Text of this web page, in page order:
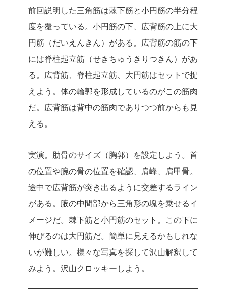
前回説明した三角筋は棘下筋と小円筋の半分程
度を覆っている。小円筋の下、広背筋の上に大
円筋（だいえんきん）がある。広背筋の筋の下
には脊柱起立筋（せきちゅうきりつきん）があ
る。広背筋、脊柱起立筋、大円筋はセットで捉
えよう。体の輪郭を形成しているのがこの筋肉
だ。広背筋は背中の筋肉でありつつ前からも見
える。
実演。肋骨のサイズ（胸郭）を設定しよう。首
の位置や腕の骨の位置を確認、肩峰、肩甲骨。
途中で広背筋が突き出るように交差するライン
がある。腋の中間部から三角形の塊を乗せるイ
メージだ。棘下筋と小円筋のセット。この下に
伸びるのは大円筋だ。簡単に見えるかもしれな
いが難しい。様々な写真を探して沢山解釈して
みよう。沢山クロッキーしよう。